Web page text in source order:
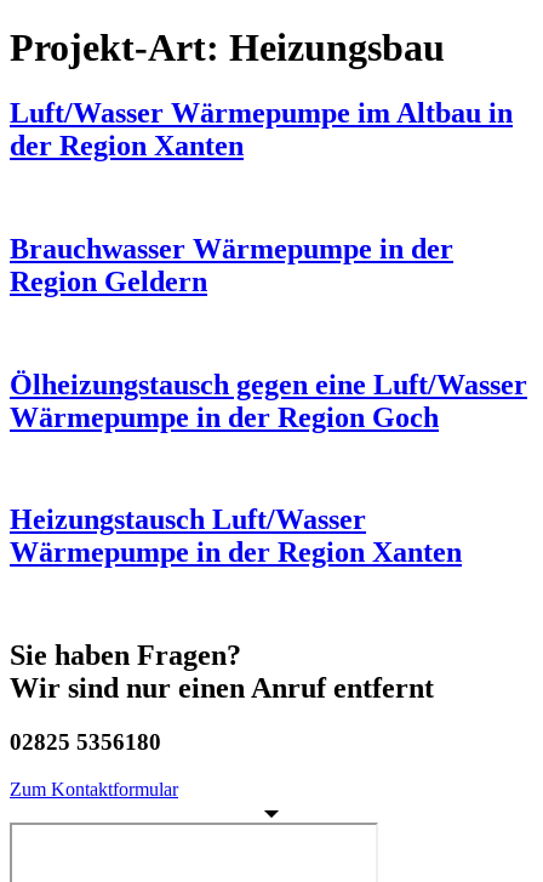
Projekt-Art: Heizungsbau
Luft/Wasser Wärmepumpe im Altbau in
der Region Xanten
Brauchwasser Wärmepumpe in der
Region Geldern
Ölheizungstausch gegen eine Luft/Wasser
Wärmepumpe in der Region Goch
Heizungstausch Luft/Wasser
Wärmepumpe in der Region Xanten
Sie haben Fragen?
Wir sind nur einen Anruf entfernt
02825 5356180
Zum Kontaktformular